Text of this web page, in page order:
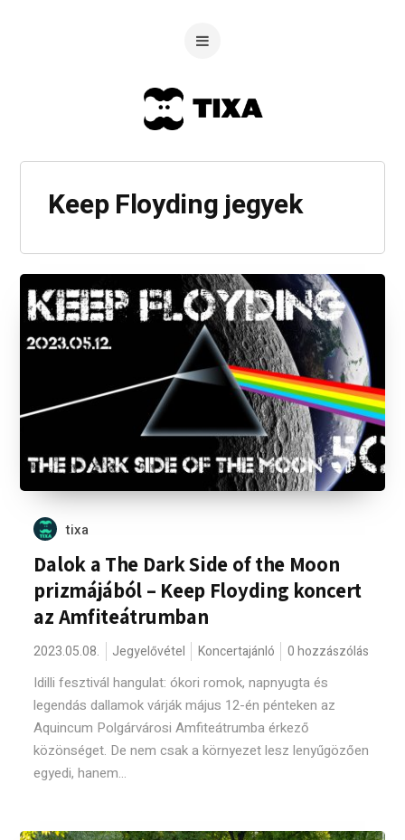
Keep Floyding jegyek
tixa
Dalok a The Dark Side of the Moon
prizmájából – Keep Floyding koncert
az Amfiteátrumban
2023.05.08. Jegyelővétel Koncertajánló 0 hozzászólás
Idilli fesztivál hangulat: ókori romok, napnyugta és
legendás dallamok várják május 12-én pénteken az
Aquincum Polgárvárosi Amfiteátrumba érkező
közönséget. De nem csak a környezet lesz lenyűgözően
egyedi, hanem...